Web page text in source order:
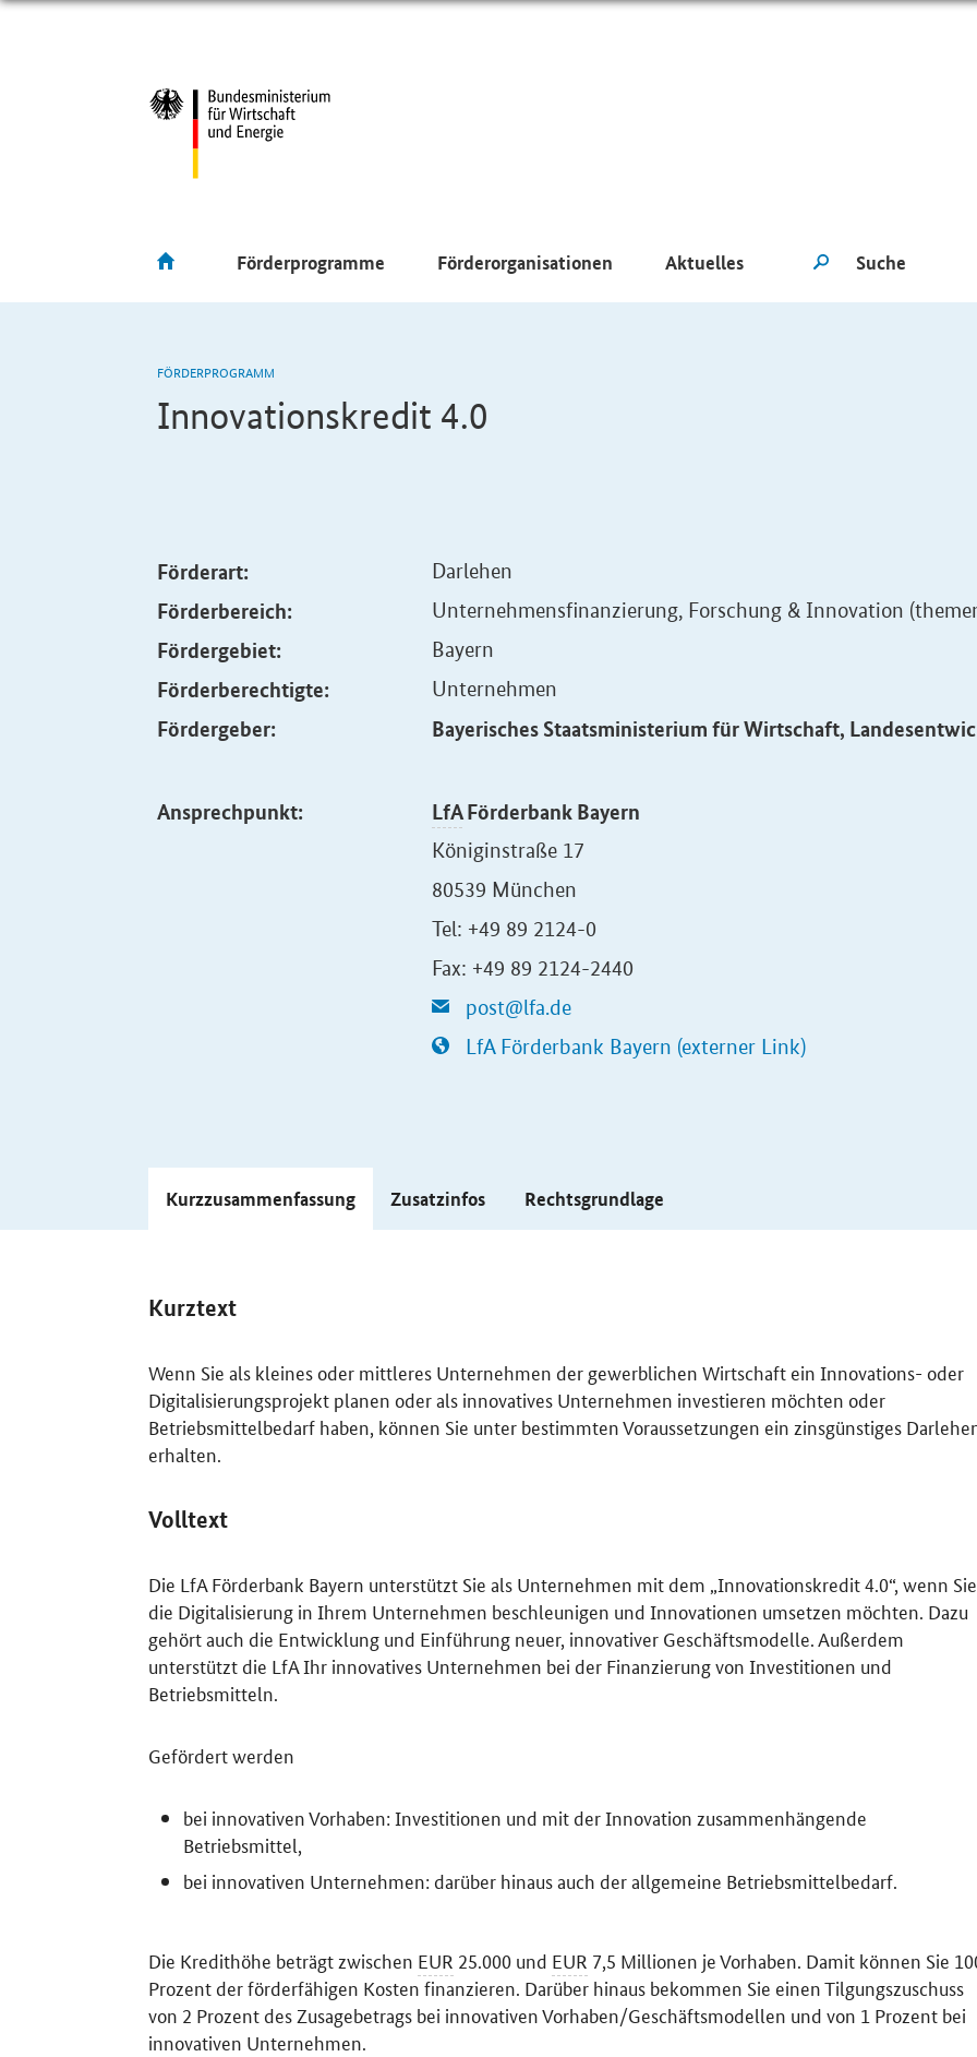
Förderprogramme Förderorganisationen Aktuelles
FÖRDERPROGRAMM
Innovationskredit 4.0
Förderart: Darlehen
Förderbereich: Unternehmensfinanzierung, Forschung & Innovation
Fördergebiet: Bayern
Förderberechtigte: Unternehmen
Fördergeber: Bayerisches Staatsministerium für Wirtschaft,
Ansprechpunkt: LfAFörderbank Bayern
Königinstraße 17
80539 München
Tel: +49 89 2124-0
Fax: +49 89 2124-2440
post@lfa.de
LfA Förderbank Bayern (externer Link)
Kurzzusammenfassung Zusatzinfos Rechtsgrundlage
Kurztext
Wenn Sie als kleines oder mittleres Unternehmen der gewerblichen Wirtschaft ein Innovations- oder
Digitalisierungsprojekt planen oder als innovatives Unternehmen investieren möchten oder
Betriebsmittelbedarf haben, können Sie unter bestimmten Voraussetzungen ein zinsgünstiges
erhalten.
Volltext
Die LfA Förderbank Bayern unterstützt Sie als Unternehmen mit dem „Innovationskredit 4.0“, wenn Sie
die Digitalisierung in Ihrem Unternehmen beschleunigen und Innovationen umsetzen möchten. Dazu
gehört auch die Entwicklung und Einführung neuer, innovativer Geschäftsmodelle. Außerdem
unterstützt die LfA Ihr innovatives Unternehmen bei der Finanzierung von Investitionen und
Betriebsmitteln.
Gefördert werden
bei innovativen Vorhaben: Investitionen und mit der Innovation zusammenhängende
Betriebsmittel,
bei innovativen Unternehmen: darüber hinaus auch der allgemeine Betriebsmittelbedarf.
Die Kredithöhe beträgt zwischen EUR 25.000 und EUR 7,5 Millionen je Vorhaben. Damit können Sie
Prozent der förderfähigen Kosten finanzieren. Darüber hinaus bekommen Sie einen Tilgungszuschuss
von 2 Prozent des Zusagebetrags bei innovativen Vorhaben/Geschäftsmodellen und von 1 Prozent bei
innovativen Unternehmen.